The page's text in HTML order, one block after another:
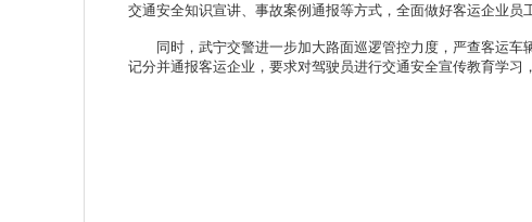
交通安全知识宣讲、事故案例通报等方式，全面做好客运企业员
同时，武宁交警进一步加大路面巡逻管控力度，严查客运车
记分并通报客运企业，要求对驾驶员进行交通安全宣传教育学习